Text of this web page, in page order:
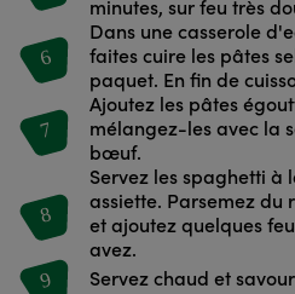
minutes, sur feu très
6
Dans une casserole
faites cuire les pâtes
paquet. En fin de
7
Ajoutez les pâtes
mélangez-les avec la
bœuf.
8
Servez les spaghetti à
assiette. Parsemez du
et ajoutez quelques
avez.
9 Servez chaud et